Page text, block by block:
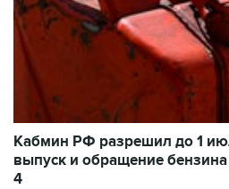
Кабмин РФ разрешил до 1
выпуск и обращение
4